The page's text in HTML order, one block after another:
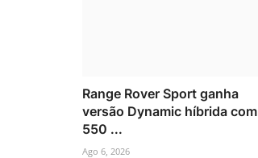
Range Rover Sport ganha
versão Dynamic híbrida com
550 ...
Ago 6, 2026